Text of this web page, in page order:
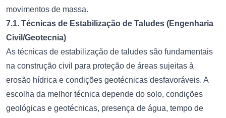
movimentos de massa.
7.1. Técnicas de Estabilização de Taludes (Engenharia
Civil/Geotecnia)
As técnicas de estabilização de taludes são fundamentais
na construção civil para proteção de áreas sujeitas à
erosão hídrica e condições geotécnicas desfavoráveis. A
escolha da melhor técnica depende do solo, condições
geológicas e geotécnicas, presença de água, tempo de